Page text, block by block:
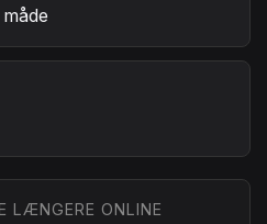
LÆNGERE ONLINE